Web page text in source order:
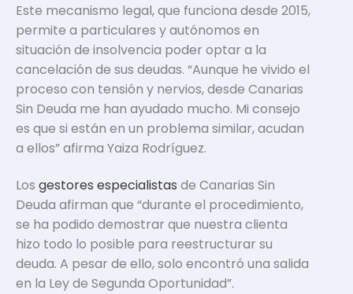
Este mecanismo legal, que funciona desde 2015,
permite a particulares y autónomos en
situación de insolvencia poder optar a la
cancelación de sus deudas. “Aunque he vivido el
proceso con tensión y nervios, desde Canarias
Sin Deuda me han ayudado mucho. Mi consejo
es que si están en un problema similar, acudan
a ellos” afirma Yaiza Rodríguez.
Los gestores especialistas de Canarias Sin
Deuda afirman que “durante el procedimiento,
se ha podido demostrar que nuestra clienta
hizo todo lo posible para reestructurar su
deuda. A pesar de ello, solo encontró una salida
en la Ley de Segunda Oportunidad”.